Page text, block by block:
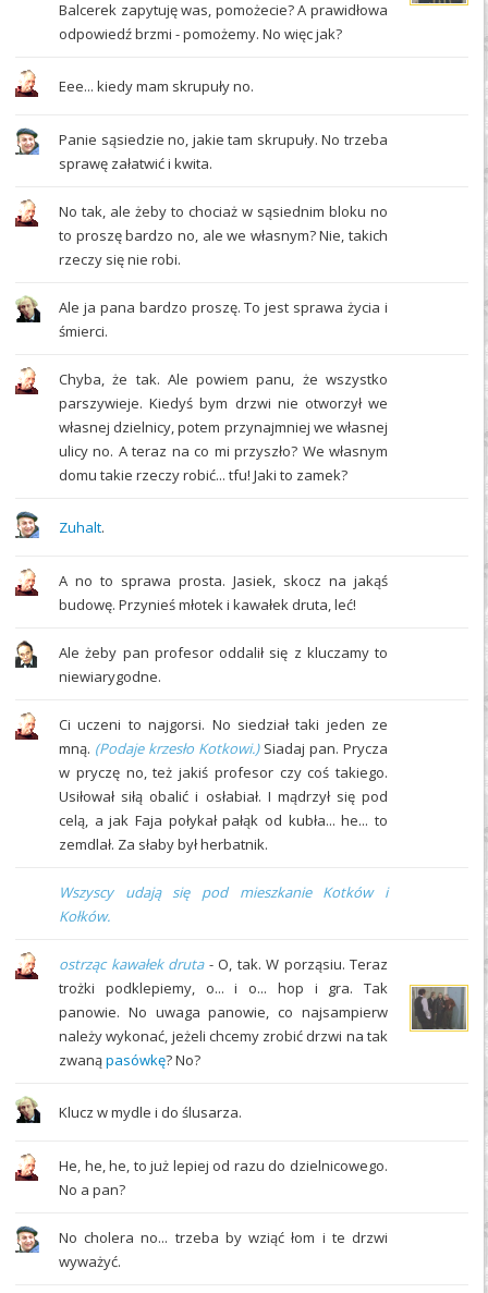
Balcerek zapytuję was, pomożecie? A prawidłowa
odpowiedź brzmi - pomożemy. No więc jak?
Eee... kiedy mam skrupuły no.
Panie sąsiedzie no, jakie tam skrupuły. No trzeba
sprawę załatwić i kwita.
No tak, ale żeby to chociaż w sąsiednim bloku no
to proszę bardzo no, ale we własnym? Nie, takich
rzeczy się nie robi.
Ale ja pana bardzo proszę. To jest sprawa życia i
śmierci.
Chyba, że tak. Ale powiem panu, że wszystko
parszywieje. Kiedyś bym drzwi nie otworzył we
własnej dzielnicy, potem przynajmniej we własnej
ulicy no. A teraz na co mi przyszło? We własnym
domu takie rzeczy robić... tfu! Jaki to zamek?
Zuhalt.
A no to sprawa prosta. Jasiek, skocz na jakąś
budowę. Przynieś młotek i kawałek druta, leć!
Ale żeby pan profesor oddalił się z kluczamy to
niewiarygodne.
Ci uczeni to najgorsi. No siedział taki jeden ze
mną. (Podaje krzesło Kotkowi.)Siadaj pan. Prycza
w pryczę no, też jakiś profesor czy coś takiego.
Usiłował siłą obalić i osłabiał. I mądrzył się pod
celą, a jak Faja połykał pałąk od kubła... he... to
zemdlał. Za słaby był herbatnik.
Wszyscy udają się pod mieszkanie Kotków i
Kołków.
ostrząc kawałek druta- O, tak. W porząsiu. Teraz
trożki podklepiemy, o... i o... hop i gra. Tak
panowie. No uwaga panowie, co najsampierw
należy wykonać, jeżeli chcemy zrobić drzwi na tak
zwanąpasówkę? No?
Klucz w mydle i do ślusarza.
He, he, he, to już lepiej od razu do dzielnicowego.
No a pan?
No cholera no... trzeba by wziąć łom i te drzwi
wyważyć.